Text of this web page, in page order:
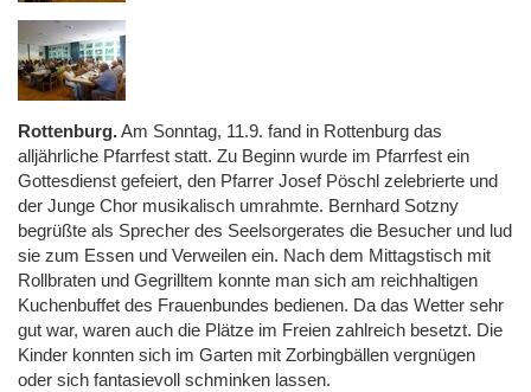
Rottenburg.Am Sonntag, 11.9. fand in Rottenburg das
alljährliche Pfarrfest statt. Zu Beginn wurde im Pfarrfest ein
Gottesdienst gefeiert, den Pfarrer Josef Pöschl zelebrierte und
der Junge Chor musikalisch umrahmte. Bernhard Sotzny
begrüßte als Sprecher des Seelsorgerates die Besucher und lud
sie zum Essen und Verweilen ein. Nach dem Mittagstisch mit
Rollbraten und Gegrilltem konnte man sich am reichhaltigen
Kuchenbuffet des Frauenbundes bedienen. Da das Wetter sehr
gut war, waren auch die Plätze im Freien zahlreich besetzt. Die
Kinder konnten sich im Garten mit Zorbingbällen vergnügen
oder sich fantasievoll schminken lassen.